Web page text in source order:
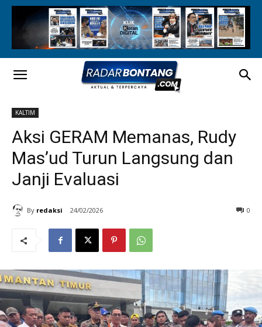
KALTIM
Aksi GERAM Memanas, Rudy
Mas’ud Turun Langsung dan
Janji Evaluasi
By redaksi 24/02/2026 0